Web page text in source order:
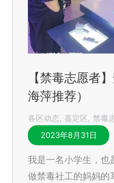
【禁毒志愿者
海萍推荐）
各区动态 嘉定区 禁毒
2023年8月31日
我是一名小学生，也
做禁毒社工的妈妈的